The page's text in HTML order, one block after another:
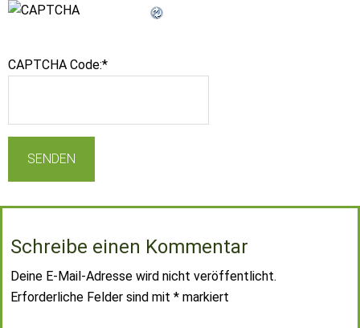
CAPTCHA Code:*
Schreibe einen Kommentar
Deine E-Mail-Adresse wird nicht veröffentlicht.
Erforderliche Felder sind mit * markiert